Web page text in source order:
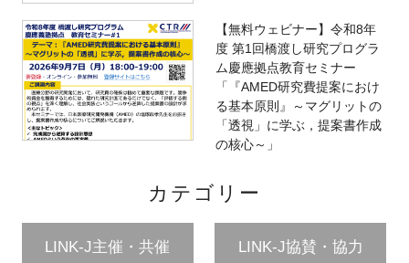
【無料ウェビナー】令和8年
度 第1回橋渡し研究プログラ
ム慶應拠点教育セミナー
「『AMED研究費提案におけ
る基本原則』～マグリットの
「透視」に学ぶ，提案書作成
の核心～」
カテゴリー
LINK-J主催・共催 LINK-J協賛・協力